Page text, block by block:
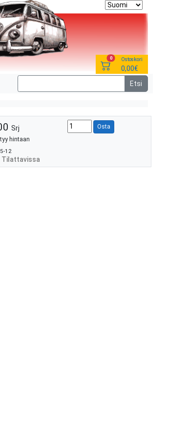
0 Ostoskori
0,00€
Srj
hintaan
Osta
12
Tilattavissa